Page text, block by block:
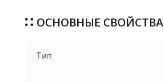
ОСНОВНЫЕ СВОЙСТВА
Тип